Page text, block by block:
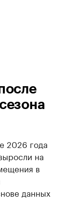
2026 года
на
в
данных